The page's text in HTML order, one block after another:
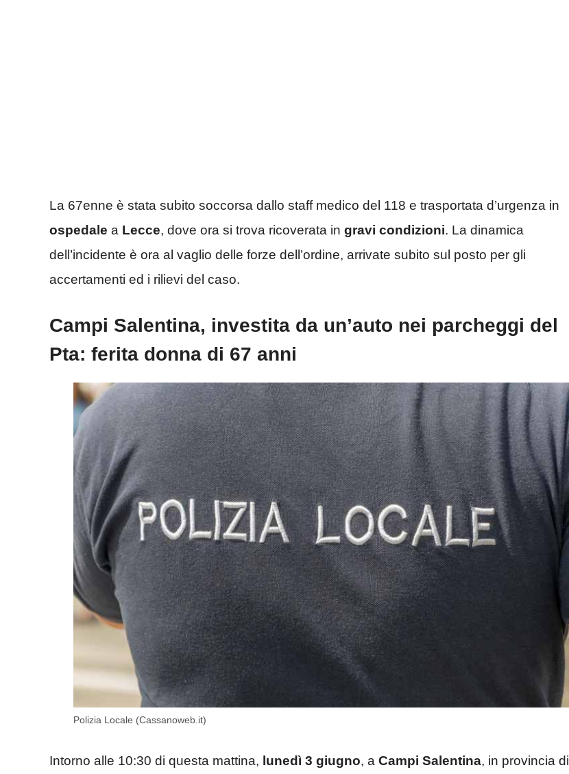
La 67enne è stata subito soccorsa dallo staff medico del 118 e trasportata d’urgenza in
ospedale a Lecce, dove ora si trova ricoverata in gravi condizioni. La dinamica
dell’incidente è ora al vaglio delle forze dell’ordine, arrivate subito sul posto per gli
accertamenti ed i rilievi del caso.
Campi Salentina, investita da un’auto nei parcheggi del
Pta: ferita donna di 67 anni
Polizia Locale (Cassanoweb.it)
Intorno alle 10:30 di questa mattina, lunedì 3 giugno, a Campi Salentina, in provincia di